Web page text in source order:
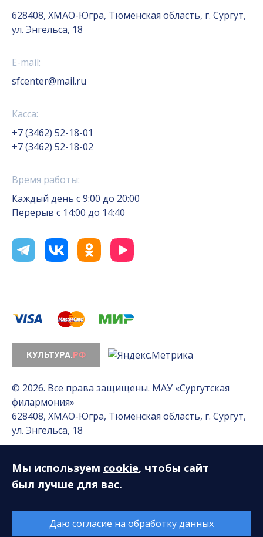
628408, ХМАО-Югра, Тюменская область, г. Сургут,
ул. Энгельса, 18
E-mail:
sfcenter@mail.ru
Касса:
+7 (3462) 52-18-01
+7 (3462) 52-18-02
Время работы:
Каждый день с 9:00 до 20:00
Перерыв с 14:00 до 14:40
© 2026. Все права защищены. МАУ «Сургутская
филармония»
628408, ХМАО-Югра, Тюменская область, г. Сургут,
ул. Энгельса, 18
Разработка сайта — Интернет-лаборатория
«Делиссимо»
Обслуживание сайта —А1 Интернет-Эксперт
Мы используем cookie, чтобы сайт
был лучше для вас.
Даю согласие на обработку данных